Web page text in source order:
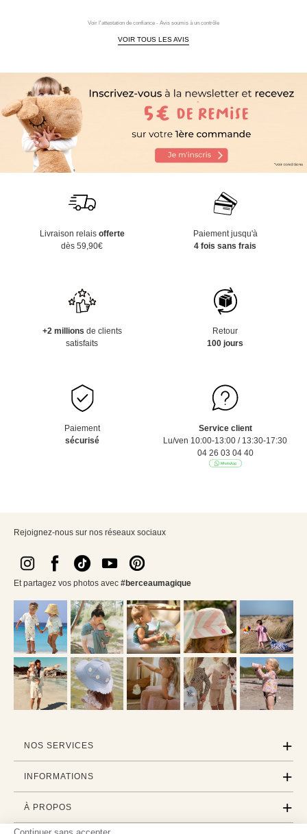
Voir l'attestation de confiance - Avis soumis à un contrôle
VOIR TOUS LES AVIS
Livraison relais offerte
dès 59,90€
Paiement jusqu'à
4 fois sans frais
+2 millions de clients
satisfaits
Retour
100 jours
Paiement
sécurisé
Service client
Lu/ven 10:00-13:00 / 13:30-17:30
04 26 03 04 40
Rejoignez-nous sur nos réseaux sociaux
Et partagez vos photos avec #berceaumagique
NOS SERVICES
INFORMATIONS
À PROPOS